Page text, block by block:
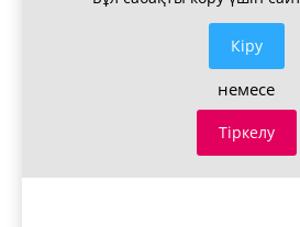
Кiру
немесе
Тіркелу